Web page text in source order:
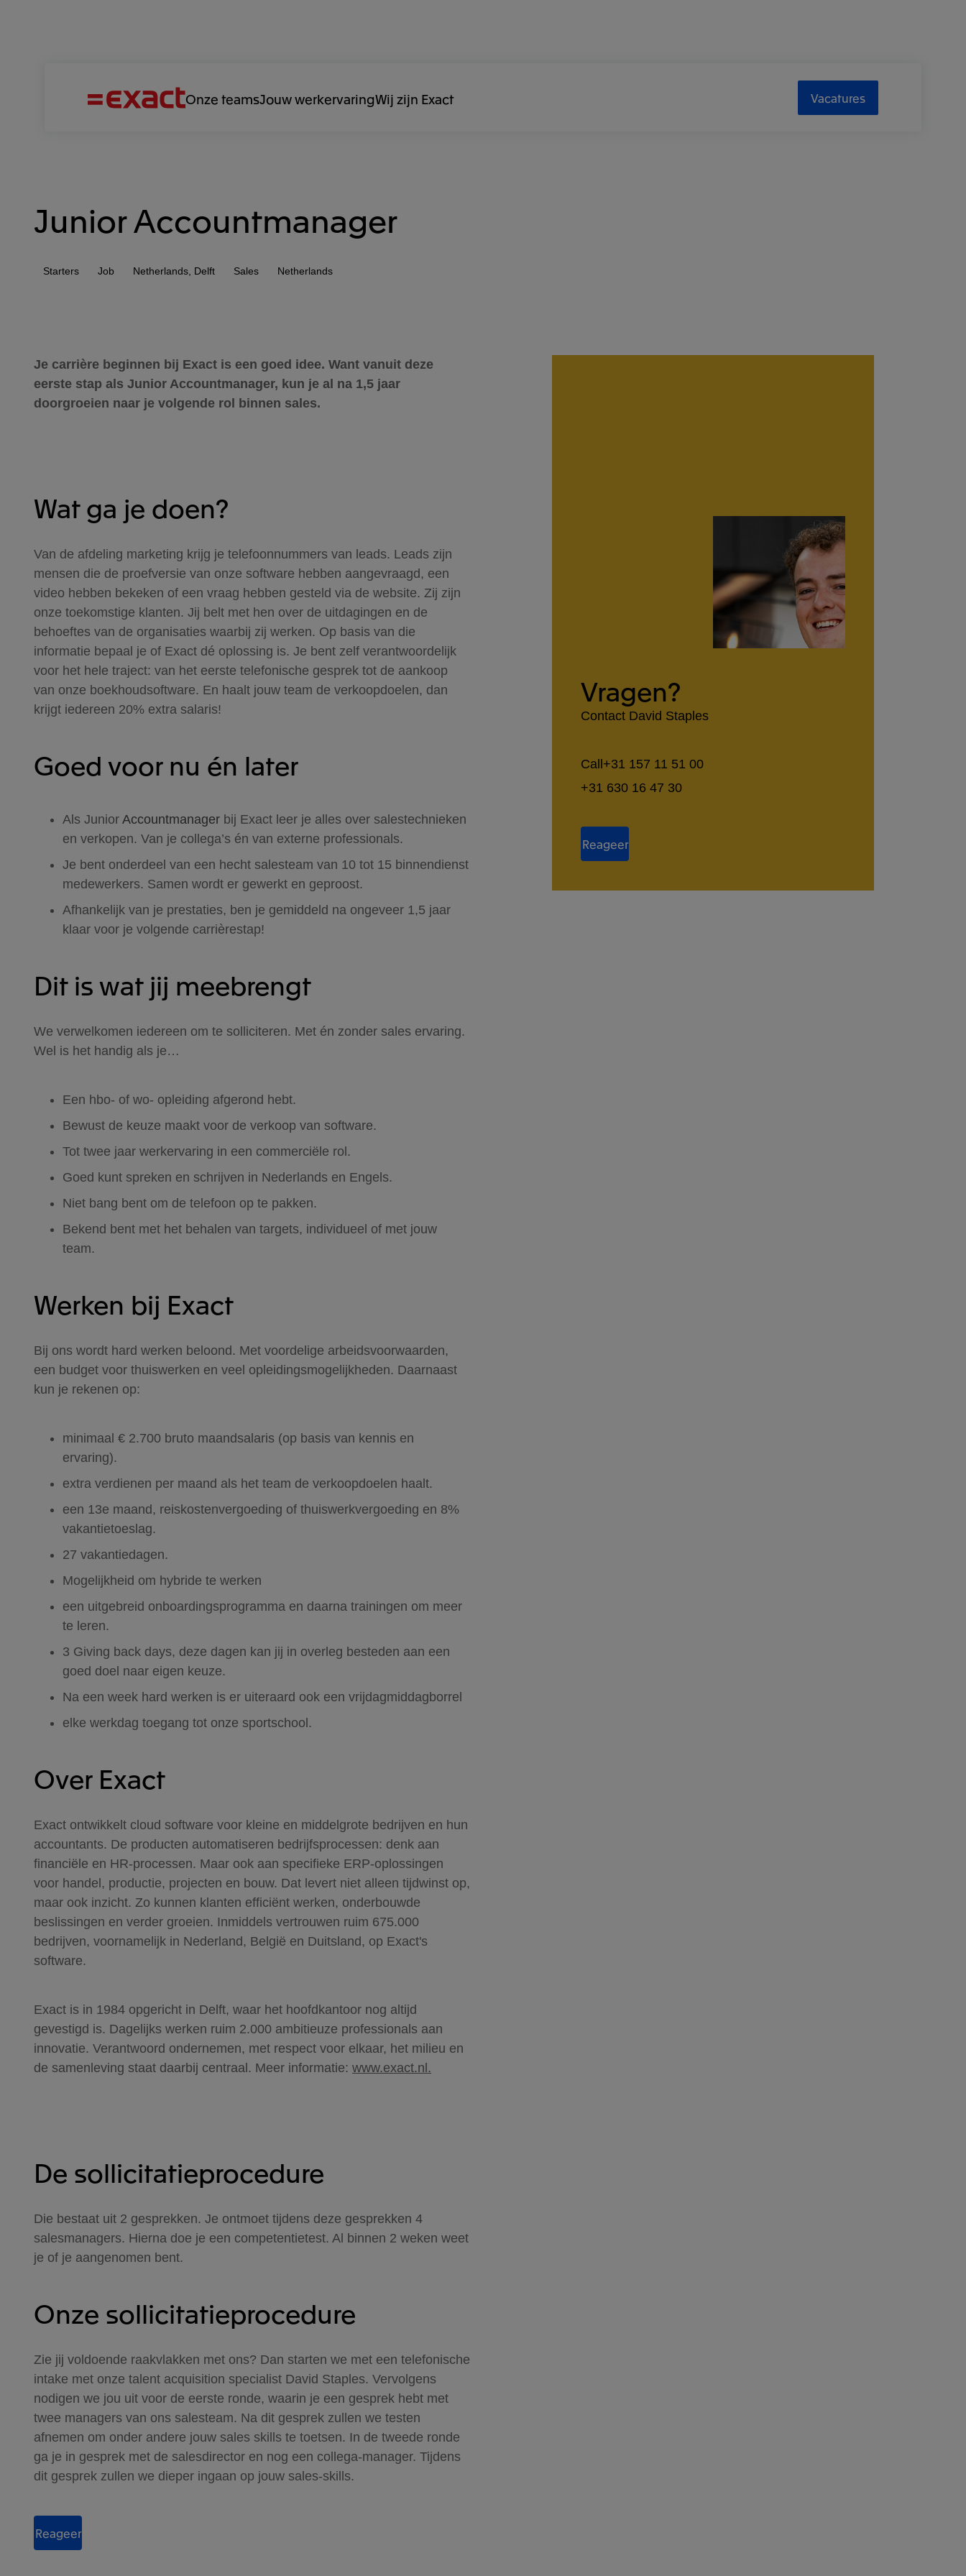
Onze teamsJouw werkervaringWij zijn Exact Vacatures
Junior Accountmanager
Starters Job Netherlands, Delft Sales Netherlands
Je carrière beginnen bij Exact is een goed idee. Want vanuit deze
eerste stap als Junior Accountmanager, kun je al na 1,5 jaar
doorgroeien naar je volgende rol binnen sales.
Wat ga je doen?
Van de afdeling marketing krijg je telefoonnummers van leads. Leads zijn
mensen die de proefversie van onze software hebben aangevraagd, een
video hebben bekeken of een vraag hebben gesteld via de website. Zij zijn
onze toekomstige klanten. Jij belt met hen over de uitdagingen en de
behoeftes van de organisaties waarbij zij werken. Op basis van die
informatie bepaal je of Exact dé oplossing is. Je bent zelf verantwoordelijk
voor het hele traject: van het eerste telefonische gesprek tot de aankoop
van onze boekhoudsoftware. En haalt jouw team de verkoopdoelen, dan
krijgt iedereen 20% extra salaris!
Goed voor nu én later
Als Junior Accountmanager bij Exact leer je alles over salestechnieken
en verkopen. Van je collega’s én van externe professionals.
Je bent onderdeel van een hecht salesteam van 10 tot 15 binnendienst
medewerkers. Samen wordt er gewerkt en geproost.
Afhankelijk van je prestaties, ben je gemiddeld na ongeveer 1,5 jaar
klaar voor je volgende carrièrestap!
Dit is wat jij meebrengt
We verwelkomen iedereen om te solliciteren. Met én zonder sales ervaring.
Wel is het handig als je…
Een hbo- of wo- opleiding afgerond hebt.
Bewust de keuze maakt voor de verkoop van software.
Tot twee jaar werkervaring in een commerciële rol.
Goed kunt spreken en schrijven in Nederlands en Engels.
Niet bang bent om de telefoon op te pakken.
Bekend bent met het behalen van targets, individueel of met jouw
team.
Werken bij Exact
Bij ons wordt hard werken beloond. Met voordelige arbeidsvoorwaarden,
een budget voor thuiswerken en veel opleidingsmogelijkheden. Daarnaast
kun je rekenen op:
minimaal € 2.700 bruto maandsalaris (op basis van kennis en
ervaring).
extra verdienen per maand als het team de verkoopdoelen haalt.
een 13e maand, reiskostenvergoeding of thuiswerkvergoeding en 8%
vakantietoeslag.
27 vakantiedagen.
Mogelijkheid om hybride te werken
een uitgebreid onboardingsprogramma en daarna trainingen om meer
te leren.
3 Giving back days, deze dagen kan jij in overleg besteden aan een
goed doel naar eigen keuze.
Na een week hard werken is er uiteraard ook een vrijdagmiddagborrel
elke werkdag toegang tot onze sportschool.
Over Exact
Exact ontwikkelt cloud software voor kleine en middelgrote bedrijven en hun
accountants. De producten automatiseren bedrijfsprocessen: denk aan
financiële en HR-processen. Maar ook aan specifieke ERP-oplossingen
voor handel, productie, projecten en bouw. Dat levert niet alleen tijdwinst op,
maar ook inzicht. Zo kunnen klanten efficiënt werken, onderbouwde
beslissingen en verder groeien. Inmiddels vertrouwen ruim 675.000
bedrijven, voornamelijk in Nederland, België en Duitsland, op Exact's
software.
Exact is in 1984 opgericht in Delft, waar het hoofdkantoor nog altijd
gevestigd is. Dagelijks werken ruim 2.000 ambitieuze professionals aan
innovatie. Verantwoord ondernemen, met respect voor elkaar, het milieu en
de samenleving staat daarbij centraal. Meer informatie: www.exact.nl.
De sollicitatieprocedure
Die bestaat uit 2 gesprekken. Je ontmoet tijdens deze gesprekken 4
salesmanagers. Hierna doe je een competentietest. Al binnen 2 weken weet
je of je aangenomen bent.
Onze sollicitatieprocedure
Zie jij voldoende raakvlakken met ons? Dan starten we met een telefonische
intake met onze talent acquisition specialist David Staples. Vervolgens
nodigen we jou uit voor de eerste ronde, waarin je een gesprek hebt met
twee managers van ons salesteam. Na dit gesprek zullen we testen
afnemen om onder andere jouw sales skills te toetsen. In de tweede ronde
ga je in gesprek met de salesdirector en nog een collega-manager. Tijdens
dit gesprek zullen we dieper ingaan op jouw sales-skills.
Reageer
Vragen?
Contact David Staples
Call +31 157 11 51 00
Call
+31 630 16 47 30
Reageer